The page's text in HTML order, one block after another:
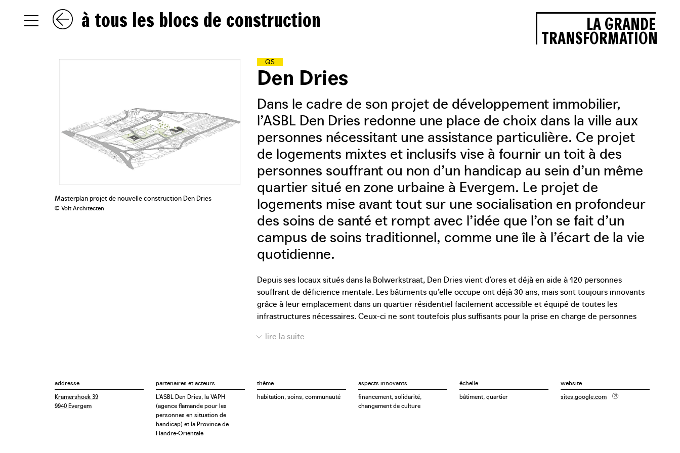
à tous les blocs de construction LA GRANDE
TRANSFORMATION
Masterplan projet de nouvelle construction Den Dries
© Volt Architecten
QU
A
R
T
IE
R
S
Den Dries
Dans le cadre de son projet de développement immobilier,
l’ASBL Den Dries redonne une place de choix dans la ville aux
personnes nécessitant une assistance particulière. Ce projet
de logements mixtes et inclusifs vise à fournir un toit à des
personnes souffrant ou non d’un handicap au sein d’un même
quartier situé en zone urbaine à Evergem. Le projet de
logements mise avant tout sur une socialisation en profondeur
des soins de santé et rompt avec l’idée que l’on se fait d’un
campus de soins traditionnel, comme une île à l’écart de la vie
quotidienne.
Depuis ses locaux situés dans la Bolwerkstraat, Den Dries vient d’ores et déjà en aide à 120 personnes
souffrant de déficience mentale. Les bâtiments qu’elle occupe ont déjà 30 ans, mais sont toujours innovants
grâce à leur emplacement dans un quartier résidentiel facilement accessible et équipé de toutes les
infrastructures nécessaires. Ceux-ci ne sont toutefois plus suffisants pour la prise en charge de personnes
construction, qui comprend une réorganisation de l’espace du site et de nouveaux bâtiments pour s’adapter
Un habitat protégé et inclusif permet aux personnes qui nécessitent des soins de santé de faire partie
intégrante du paysage urbain grâce à une décentralisation des soins et à l’ancrage de leur lieu de vie dans le
tissu urbain. Le campus Den Dries s’inspire du même concept : ce n’est pas le quartier que l’on rapproche du
addresse
Kramershoek 39
9940 Evergem
partenaires et acteurs
L’ASBL Den Dries, la VAPH
(agence flamande pour les
personnes en situation de
handicap) et la Province de
Flandre-Orientale
thème
habitation, soins, communauté
aspects innovants
financement, solidarité,
changement de culture
échelle
bâtiment, quartier
website
sites.google.com